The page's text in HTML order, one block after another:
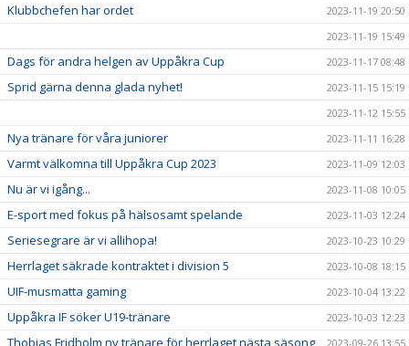
Klubbchefen har ordet
2023-11-19 20:50
2023-11-19 15:49
Dags för andra helgen av Uppåkra Cup 2023-11-17 08:48
Sprid gärna denna glada nyhet!
2023-11-15 15:19
2023-11-12 15:55
Nya tränare för våra juniorer 2023-11-11 16:28
Varmt välkomna till Uppåkra Cup 2023 2023-11-09 12:03
Nu är vi igång... 2023-11-08 10:05
E-sport med fokus på hälsosamt spelande 2023-11-03 12:24
Seriesegrare är vi allihopa! 2023-10-23 10:29
Herrlaget säkrade kontraktet i division 5 2023-10-08 18:15
UIF-musmatta gaming 2023-10-04 13:22
Uppåkra IF söker U19-tränare 2023-10-03 12:23
Thobias Fridholm ny tränare för herrlaget nästa säsong 2023-09-26 13:55